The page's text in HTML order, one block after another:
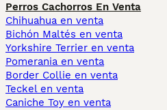
Perros Cachorros En Venta
Chihuahua en venta
Bichón Maltés en venta
Yorkshire Terrier en venta
Pomerania en venta
Border Collie en venta
Teckel en venta
Caniche Toy en venta